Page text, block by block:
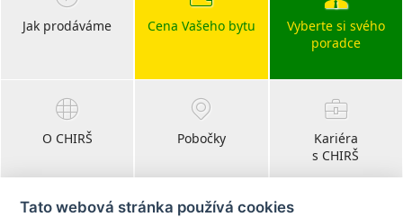
Jak prodáváme Cena Vašeho bytu
Vyberte si svého
poradce
O CHIRŠ Pobočky
Kariéra
s CHIRŠ
Tato webová stránka používá cookies